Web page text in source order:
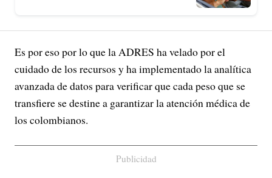
Es por eso por lo que la ADRES ha velado por el
cuidado de los recursos y ha implementado la analítica
avanzada de datos para verificar que cada peso que se
transfiere se destine a garantizar la atención médica de
los colombianos.
Publicidad